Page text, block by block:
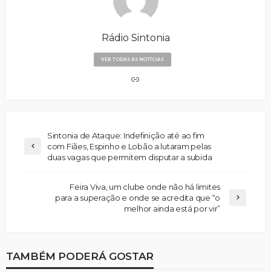
Rádio Sintonia
VER TODAS AS NOTÍCIAS
Sintonia de Ataque: Indefinição até ao fim
com Fiães, Espinho e Lobão a lutaram pelas
duas vagas que permitem disputar a subida
Feira Viva, um clube onde não há limites
para a superação e onde se acredita que “o
melhor ainda está por vir”
TAMBÉM PODERÁ GOSTAR